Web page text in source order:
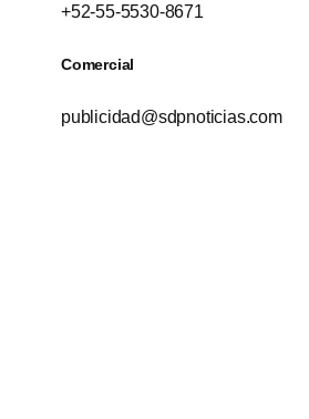
+52-55-5530-8671
Comercial
publicidad@sdpnoticias.com